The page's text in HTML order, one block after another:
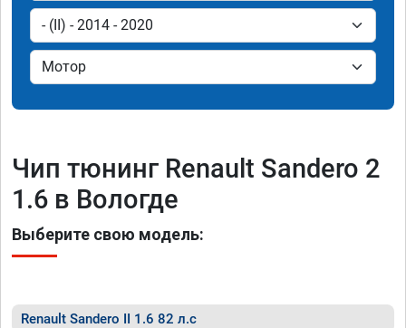
Чип тюнинг Renault Sandero 2
1.6 в Вологде
Выберите свою модель:
Renault Sandero II 1.6 82 л.с